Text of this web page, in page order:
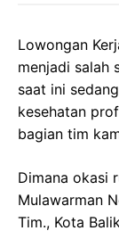
Lowongan
menjadi salah
saat ini
kesehatan
bagian tim
Dimana okasi
Mulawarman
Tim., Kota